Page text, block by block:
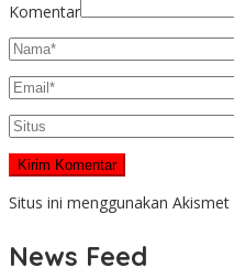
Komentar
Situs ini menggunakan
News Feed